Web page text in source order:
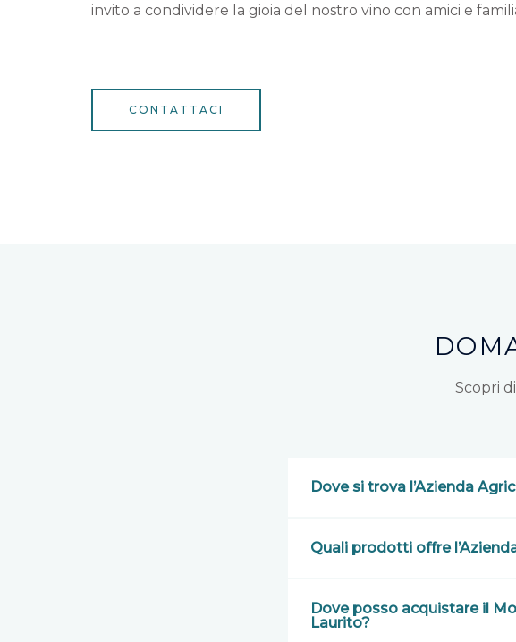
invito a condividere la gioia del nostro vino con amici e
CONTATTACI
Scopri
Dove si trova l’Azienda
Quali prodotti offre
Dove posso acquistare il
Laurito?